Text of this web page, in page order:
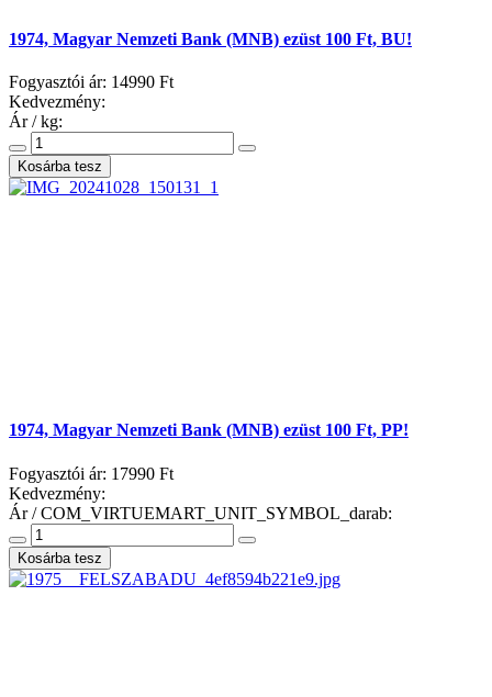
1974, Magyar Nemzeti Bank (MNB) ezüst 100 Ft, BU!
Fogyasztói ár: 14990 Ft
Kedvezmény:
Ár / kg:
1974, Magyar Nemzeti Bank (MNB) ezüst 100 Ft, PP!
Fogyasztói ár: 17990 Ft
Kedvezmény:
Ár / COM_VIRTUEMART_UNIT_SYMBOL_darab: